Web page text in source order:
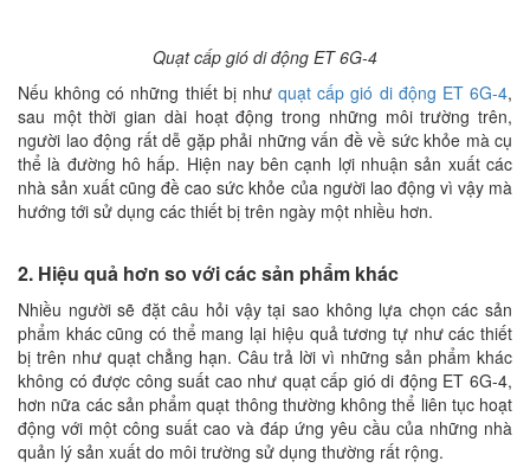
Quạt cấp gió di động ET 6G-4
Nếu không có những thiết bị nhưquạt cấp gió di động ET 6G-4,
sau một thời gian dài hoạt động trong những môi trường trên,
người lao động rất dễ gặp phải những vấn đề về sức khỏe mà cụ
thể là đường hô hấp. Hiện nay bên cạnh lợi nhuận sản xuất các
nhà sản xuất cũng đề cao sức khỏe của người lao động vì vậy mà
hướng tới sử dụng các thiết bị trên ngày một nhiều hơn.
2. Hiệu quả hơn so với các sản phẩm khác
Nhiều người sẽ đặt câu hỏi vậy tại sao không lựa chọn các sản
phẩm khác cũng có thể mang lại hiệu quả tương tự như các thiết
bị trên như quạt chẳng hạn. Câu trả lời vì những sản phẩm khác
không có được công suất cao như quạt cấp gió di động ET 6G-4,
hơn nữa các sản phẩm quạt thông thường không thể liên tục hoạt
động với một công suất cao và đáp ứng yêu cầu của những nhà
quản lý sản xuất do môi trường sử dụng thường rất rộng.